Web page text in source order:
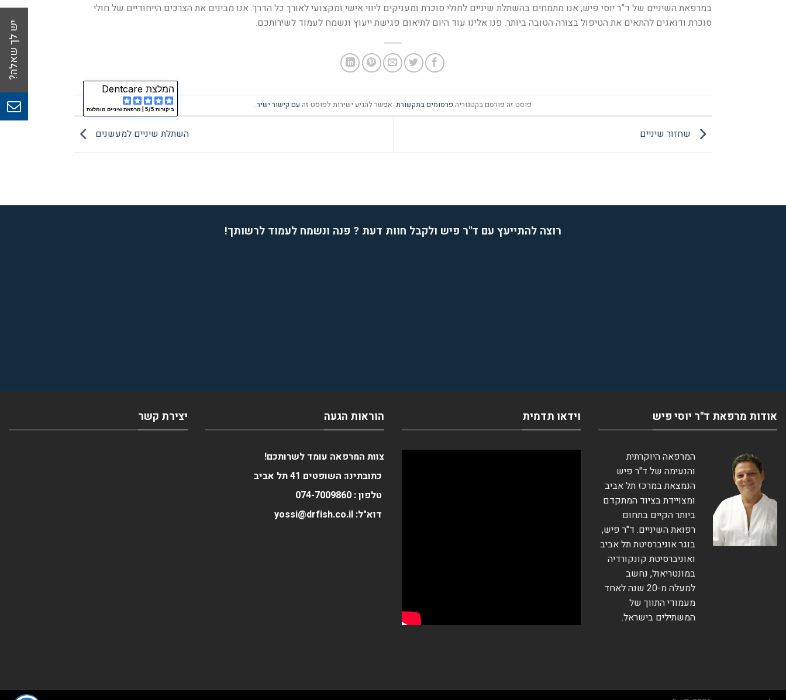
במרפאת השיניים של ד”ר יוסי פיש, אנו מתמחים בהשתלת שיניים לחולי סוכרת ומעניקים ליווי אישי ומקצועי לאורך כל הדרך. אנו מבינים את הצרכים הייחודיים של חולי
סוכרת ודואגים להתאים את הטיפול בצורה הטובה ביותר. פנו אלינו עוד היום לתיאום פגישת ייעוץ ונשמח לעמוד לשירותכם.
פוסט זה פורסם בקטגוריה פרסומים בתקשורת. אפשר להגיע ישירות לפוסט זה עם קישור ישיר.
המלצת Dentcare
ביקורות 5/5 | מרפאת שיניים מומלצת
שחזור שיניים השתלת שיניים למעשנים
רוצה להתייעץ עם ד''ר פיש ולקבל חוות דעת ? פנה ונשמח לעמוד לרשותך!
אודות מרפאת ד''ר יוסי פיש
המרפאה היוקרתית
והנעימה של ד"ר פיש
הנמצאת במרכז תל אביב
ומצויידת בציוד המתקדם
ביותר הקיים בתחום
רפואת השיניים. ד"ר פיש,
בוגר אוניברסיטת תל אביב
ואוניברסיטת קונקורדיה
במונטריאול, נחשב
למעלה מ-20 שנה לאחד
מעמודי התווך של
המשתילים בישראל.
וידאו תדמית הוראות הגעה
צוות המרפאה עומד לשרותכם!
כתובתינו: השופטים 41 תל אביב
טלפון : 074-7009860
דוא"ל: yossi@drfish.co.il
יצירת קשר